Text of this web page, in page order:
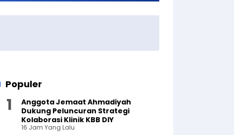
Populer
Anggota Jemaat Ahmadiyah
Dukung Peluncuran Strategi
Kolaborasi Klinik KBB DIY
16 Jam Yang Lalu